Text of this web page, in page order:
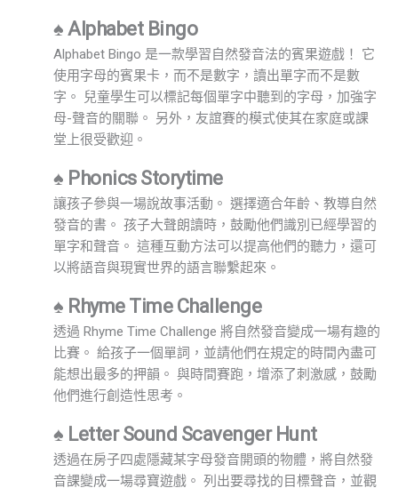
♠ Alphabet Bingo
Alphabet Bingo 是一款學習自然發音法的賓果遊戲！ 它
使用字母的賓果卡，而不是數字，讀出單字而不是數
字。 兒童學生可以標記每個單字中聽到的字母，加強字
母-聲音的關聯。 另外，友誼賽的模式使其在家庭或課
堂上很受歡迎。
♠ Phonics Storytime
讓孩子參與一場說故事活動。 選擇適合年齡、教導自然
發音的書。 孩子大聲朗讀時，鼓勵他們識別已經學習的
單字和聲音。 這種互動方法可以提高他們的聽力，還可
以將語音與現實世界的語言聯繫起來。
♠ Rhyme Time Challenge
透過 Rhyme Time Challenge 將自然發音變成一場有趣的
比賽。 給孩子一個單詞，並請他們在規定的時間內盡可
能想出最多的押韻。 與時間賽跑，增添了刺激感，鼓勵
他們進行創造性思考。
♠ Letter Sound Scavenger Hunt
透過在房子四處隱藏某字母發音開頭的物體，將自然發
音課變成一場尋寶遊戲。 列出要尋找的目標聲音，並觀